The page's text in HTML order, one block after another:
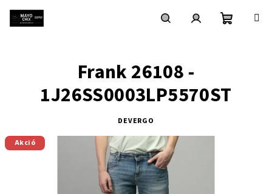
Frank 26108 -
1J26SS0003LP5570ST
DEVERGO
Akció